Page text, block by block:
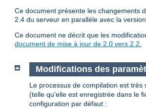
Ce document présente les changements
2.4 du serveur en parallèle avec la
Ce document ne décrit que les
document de mise à jour de 2.0 vers 2.2.
Modifications des
Le processus de compilation est
(telle qu'elle est enregistrée dans le
configuration par défaut :